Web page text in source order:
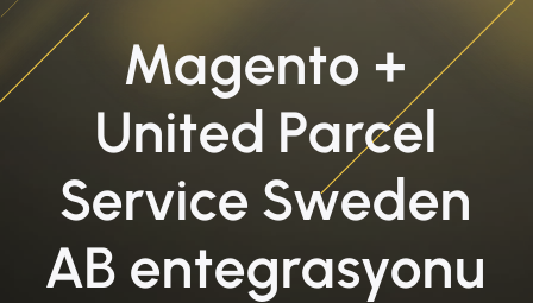
Magento +
United Parcel
Service Sweden
AB entegrasyonu